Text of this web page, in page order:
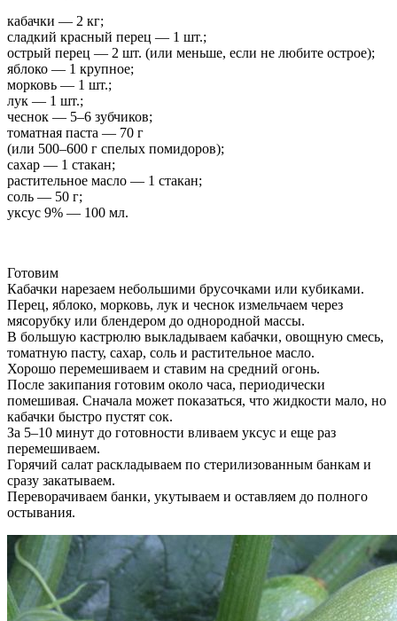
кабачки — 2 кг;
сладкий красный перец — 1 шт.;
острый перец — 2 шт. (или меньше, если не любите острое);
яблоко — 1 крупное;
морковь — 1 шт.;
лук — 1 шт.;
чеснок — 5–6 зубчиков;
томатная паста — 70 г
(или 500–600 г спелых помидоров);
сахар — 1 стакан;
растительное масло — 1 стакан;
соль — 50 г;
уксус 9% — 100 мл.
Готовим
Кабачки нарезаем небольшими брусочками или кубиками.
Перец, яблоко, морковь, лук и чеснок измельчаем через
мясорубку или блендером до однородной массы.
В большую кастрюлю выкладываем кабачки, овощную смесь,
томатную пасту, сахар, соль и растительное масло.
Хорошо перемешиваем и ставим на средний огонь.
После закипания готовим около часа, периодически
помешивая. Сначала может показаться, что жидкости мало, но
кабачки быстро пустят сок.
За 5–10 минут до готовности вливаем уксус и еще раз
перемешиваем.
Горячий салат раскладываем по стерилизованным банкам и
сразу закатываем.
Переворачиваем банки, укутываем и оставляем до полного
остывания.